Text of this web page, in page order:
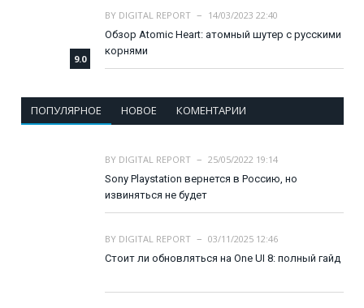
9.0
BY DIGITAL REPORT
14/03/2023 22:40
Обзор Atomic Heart: атомный шутер с русскими
корнями
ПОПУЛЯРНОЕ НОВОЕ КОМЕНТАРИИ
BY DIGITAL REPORT
25/05/2022 19:14
Sony Playstation вернется в Россию, но
извиняться не будет
BY DIGITAL REPORT
03/11/2025 12:46
Стоит ли обновляться на One UI 8: полный гайд